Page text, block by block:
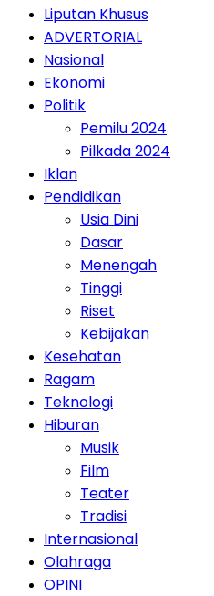
Liputan Khusus
ADVERTORIAL
Nasional
Ekonomi
Politik
Pemilu 2024
Pilkada 2024
Iklan
Pendidikan
Usia Dini
Dasar
Menengah
Tinggi
Riset
Kebijakan
Kesehatan
Ragam
Teknologi
Hiburan
Musik
Film
Teater
Tradisi
Internasional
Olahraga
OPINI